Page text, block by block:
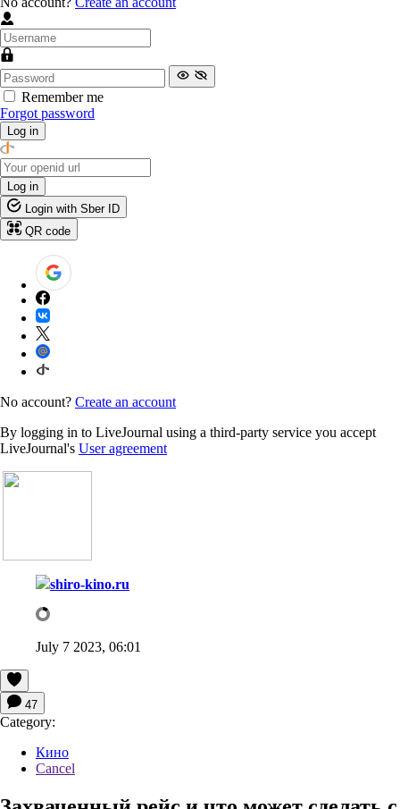
Remember me
Forgot password
Log in
Log in
Login with Sber ID
QR code
No account? Create an account
By logging in to LiveJournal using a third-party service you accept
LiveJournal's User agreement
shiro-kino.ru
July 7 2023, 06:01
47
Category:
Кино
Cancel